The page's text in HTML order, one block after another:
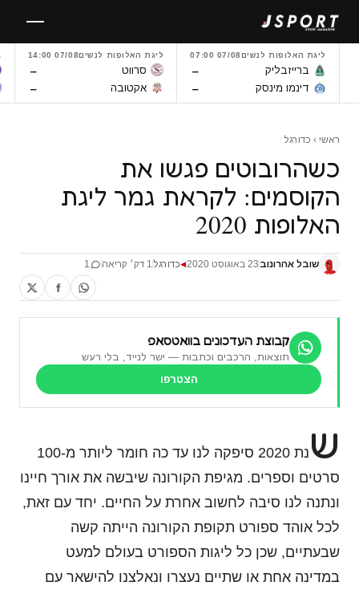
לתוכן
ליגת האלופות לנשים07/08 07:00
ברייזבליק –
דינמו מינסק –
ליגת האלופות לנשים07/08 14:00
סרווט –
אקטובה –
ראשי › כדורגל
כשהרובוטים פגשו את
הקוסמים: לקראת גמר ליגת
האלופות 2020
שובל אהרונוב 23 באוגוסט 2020 ◀כדורגל 1 דק׳ קריאה 1
קבוצת העדכונים בוואטסאפ
תוצאות, הרכבים וכתבות — ישר לנייד, בלי רעש
הצטרפו
ש
נת 2020 סיפקה לנו עד כה חומר ליותר מ-100
סרטים וספרים. מגיפת הקורונה שיבשה את אורך חיינו
ונתנה לנו סיבה לחשוב אחרת על החיים. יחד עם זאת,
לכל אוהד ספורט תקופת הקורונה הייתה קשה
שבעתיים, שכן כל ליגות הספורט בעולם למעט
במדינה אחת או שתיים נעצרו ונאלצנו להישאר עם